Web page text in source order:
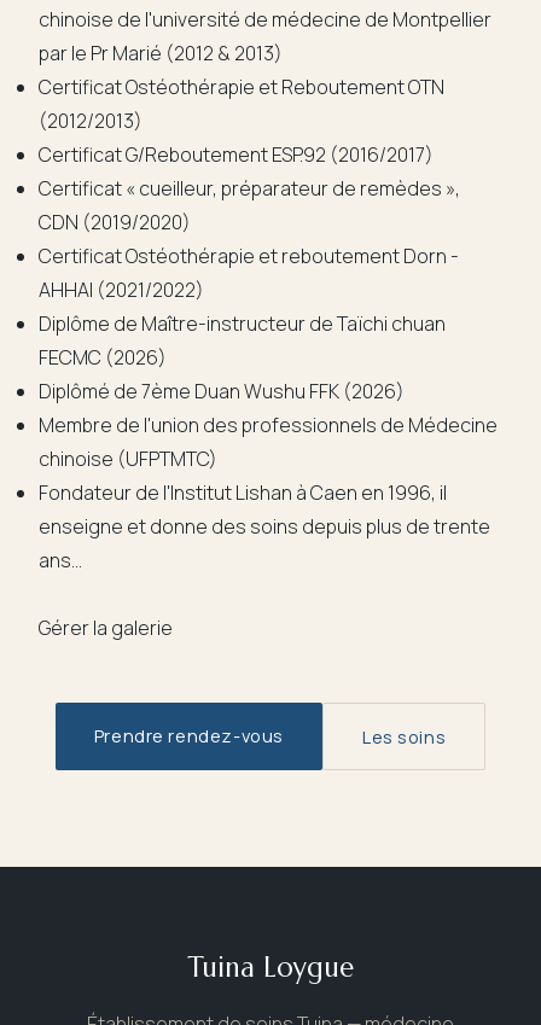
chinoise de l'université de médecine de Montpellier
par le Pr Marié (2012 & 2013)
Certificat Ostéothérapie et Reboutement OTN
(2012/2013)
Certificat G/Reboutement ESP.92 (2016/2017)
Certificat « cueilleur, préparateur de remèdes »,
CDN (2019/2020)
Certificat Ostéothérapie et reboutement Dorn -
AHHAI (2021/2022)
Diplôme de Maître-instructeur de Taïchi chuan
FECMC (2026)
Diplômé de 7ème Duan Wushu FFK (2026)
Membre de l'union des professionnels de Médecine
chinoise (UFPTMTC)
Fondateur de l'Institut Lishan à Caen en 1996, il
enseigne et donne des soins depuis plus de trente
ans…
Gérer la galerie
Prendre rendez-vous Les soins
Tuina Loygue